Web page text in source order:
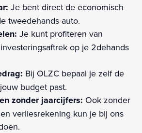
Je bent direct de economisch
tweedehands auto.
Je kunt profiteren van
op je 2dehands
Bij OLZC bepaal je zelf de
budget past.
zonder jaarcijfers: Ook zonder
verliesrekening kun je bij ons